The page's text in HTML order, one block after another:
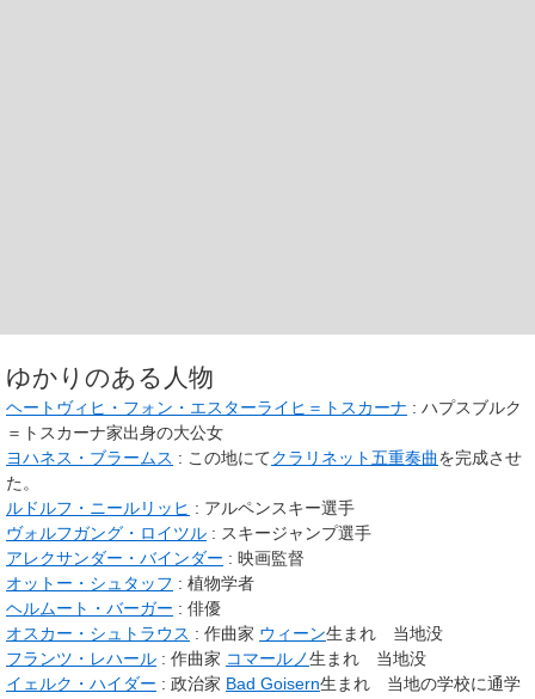
ゆかりのある人物
ヘートヴィヒ・フォン・エスターライヒ＝トスカーナ : ハプスブルク
＝トスカーナ家出身の大公女
ヨハネス・ブラームス : この地にてクラリネット五重奏曲を完成させ
た。
ルドルフ・ニールリッヒ : アルペンスキー選手
ヴォルフガング・ロイツル : スキージャンプ選手
アレクサンダー・バインダー : 映画監督
オットー・シュタッフ : 植物学者
ヘルムート・バーガー : 俳優
オスカー・シュトラウス : 作曲家 ウィーン生まれ 当地没
フランツ・レハール : 作曲家 コマールノ生まれ 当地没
イェルク・ハイダー : 政治家 Bad Goisern生まれ 当地の学校に通学